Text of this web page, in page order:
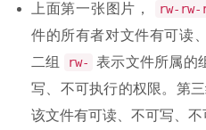
上面第一张图片， rw-
件的所有者对文件有可读
二组
rw-
表示文件所属的
写、不可执行的权限。第三
该文件有可读、不可写、不